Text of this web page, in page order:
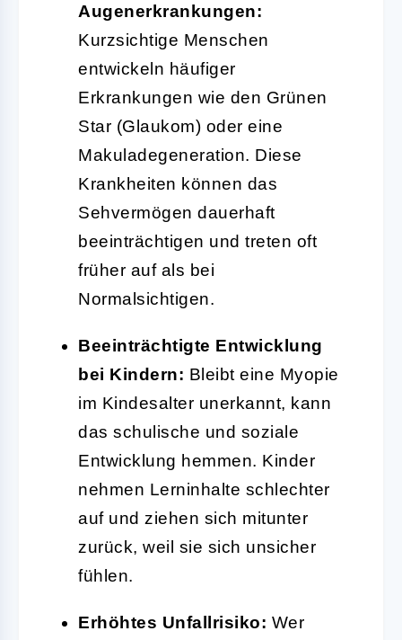
Augenerkrankungen:
Kurzsichtige Menschen
entwickeln häufiger
Erkrankungen wie den Grünen
Star (Glaukom) oder eine
Makuladegeneration. Diese
Krankheiten können das
Sehvermögen dauerhaft
beeinträchtigen und treten oft
früher auf als bei
Normalsichtigen.
Beeinträchtigte Entwicklung
bei Kindern: Bleibt eine Myopie
im Kindesalter unerkannt, kann
das schulische und soziale
Entwicklung hemmen. Kinder
nehmen Lerninhalte schlechter
auf und ziehen sich mitunter
zurück, weil sie sich unsicher
fühlen.
Erhöhtes Unfallrisiko: Wer